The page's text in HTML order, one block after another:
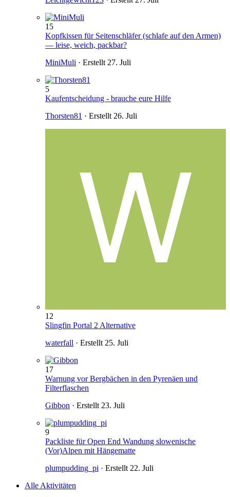
15
Kopfkissen für Seitenschläfer (schlafe auf den Armen)
— leise, weich, packbar?
MiniMuli · Erstellt 27. Juli
5
Kaufentscheidung - brauche eure Hilfe
Thorsten81 · Erstellt 26. Juli
12
Slingfin Portal 2 Alternative
waterfall · Erstellt 25. Juli
17
Warnung vor Bergbächen in den Pyrenäen und
Filterflaschen
Gibbon · Erstellt 23. Juli
9
Packliste für Open End Wandung slowenische
(Vor)Alpen mit Hängematte
plumpudding_pi · Erstellt 22. Juli
Alle Aktivitäten